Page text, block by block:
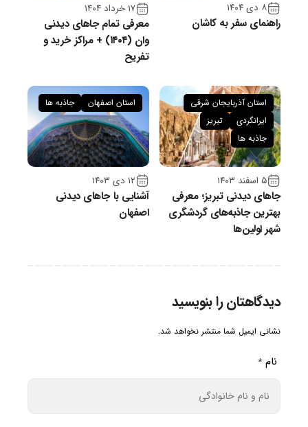
۸ دی ۱۴۰۴
راهنمای سفر به کاشان
۱۷ خرداد ۱۴۰۴
معرفی تمام جاهای دیدنی
وان (۱۴۰۴) + مراکز خرید و
تفریح
۵ اسفند ۱۴۰۳
جاهای دیدنی تبریز؛ معرفی
بهترین جاذبه‌های گردشگری
شهر اولین‌ها
استان آذربایجان شرقی
ایرانگردی
تبریز
جاذبه ها
۱۲ دی ۱۴۰۳
آشنایی با جاهای دیدنی
اصفهان
استان اصفهان جاذبه ها
دیدگاهتان را بنویسید
نشانی ایمیل شما منتشر نخواهد شد.
نام *